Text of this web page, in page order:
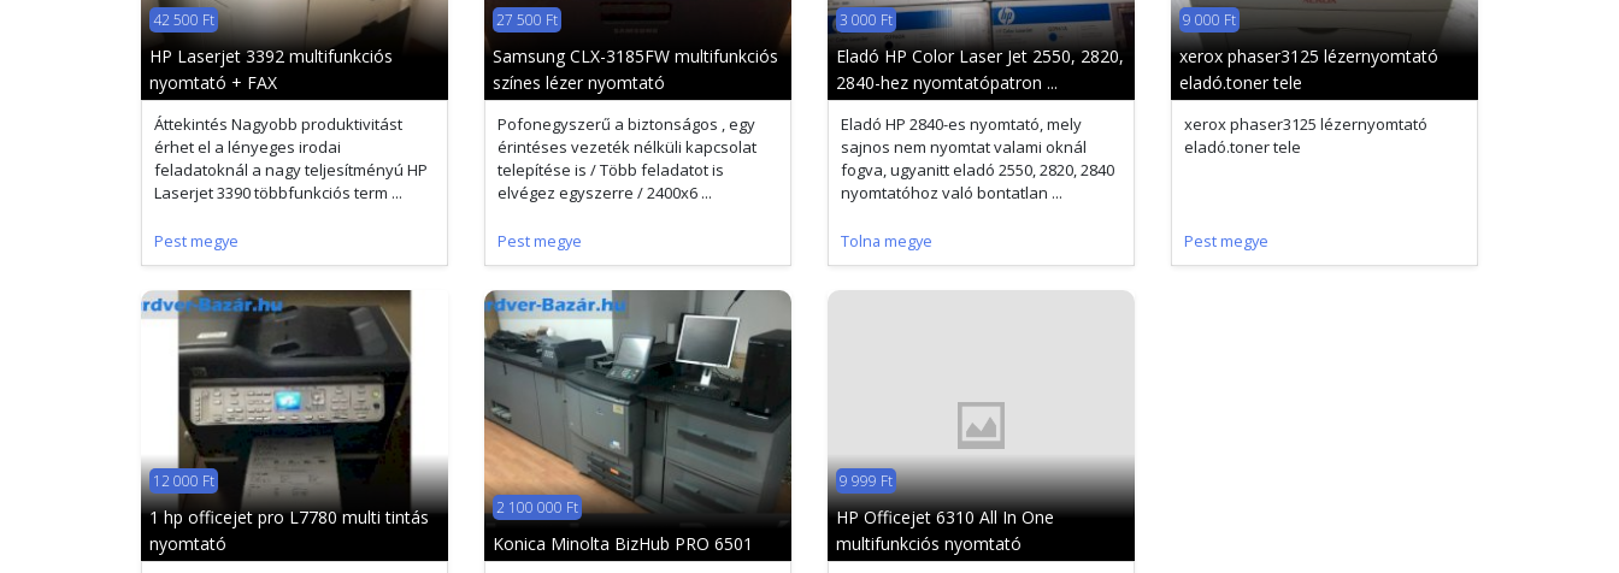
42 500 Ft
HP Laserjet 3392 multifunkciós
nyomtató + FAX
Áttekintés Nagyobb produktivitást
érhet el a lényeges irodai
feladatoknál a nagy teljesítményú HP
Laserjet 3390 többfunkciós term ...
Pest megye
27 500 Ft
Samsung CLX-3185FW multifunkciós
színes lézer nyomtató
Pofonegyszerű a biztonságos , egy
érintéses vezeték nélküli kapcsolat
telepítése is / Több feladatot is
elvégez egyszerre / 2400x6 ...
Pest megye
3 000 Ft
Eladó HP Color Laser Jet 2550, 2820,
2840-hez nyomtatópatron ...
Eladó HP 2840-es nyomtató, mely
sajnos nem nyomtat valami oknál
fogva, ugyanitt eladó 2550, 2820, 2840
nyomtatóhoz való bontatlan ...
Tolna megye
9 000 Ft
xerox phaser3125 lézernyomtató
eladó.toner tele
xerox phaser3125 lézernyomtató
eladó.toner tele
Pest megye
12 000 Ft
1 hp officejet pro L7780 multi tintás
nyomtató
2 100 000 Ft
Konica Minolta BizHub PRO 6501
9 999 Ft
HP Officejet 6310 All In One
multifunkciós nyomtató